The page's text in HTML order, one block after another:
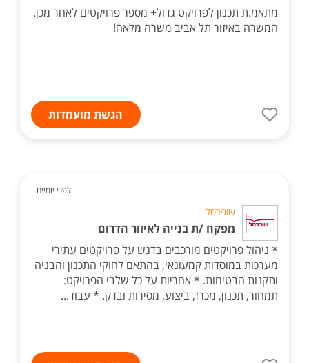
מתאמ.ת תכנון לפרויקט גדול+ מספר פרויקטים לאחר מכן.
המשרה באיזור תל אביב משרה מלאה!
הגשת מועמדות
לפני יומיים
שופרסל
מפקח /ת בנייה לאיזור הדרום
* ניהול פרויקטים מורכבים בדגש על פרויקטים עתירי
מערכות במוסדות קמעונאי, בהתאם לחוקי התכנון והבניה
ותקנות הבטיחות. * אחריות על כל שלבי הפרויקט:
תמחור, תכנון, מכרז, ביצוע, מסירות ובדק. * עבוד...